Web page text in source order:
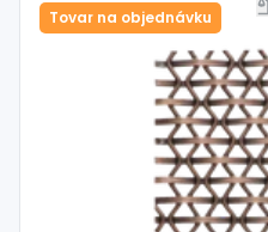
Tovar na objednávku